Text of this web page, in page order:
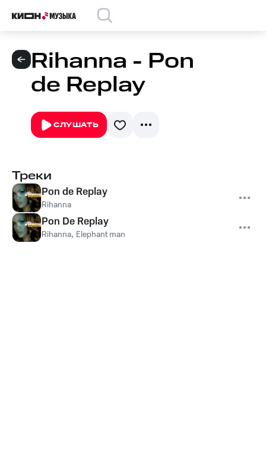
Rihanna - Pon
de Replay
СЛУШАТЬ
Треки
Pon de Replay
Rihanna
Pon De Replay
Rihanna, Elephant man